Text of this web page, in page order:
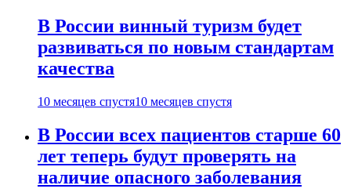
В России винный туризм будет
развиваться по новым стандартам
качества
10 месяцев спустя10 месяцев спустя
В России всех пациентов старше 60
лет теперь будут проверять на
наличие опасного заболевания